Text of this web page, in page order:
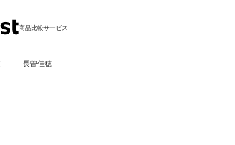
商品比較サービス
長曽佳穂